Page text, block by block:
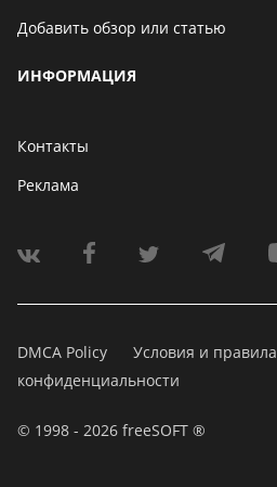
Добавить обзор или статью
ИНФОРМАЦИЯ
Контакты
Реклама
DMCA Policy Условия и правила
конфиденциальности
© 1998 - 2026 freeSOFT ®